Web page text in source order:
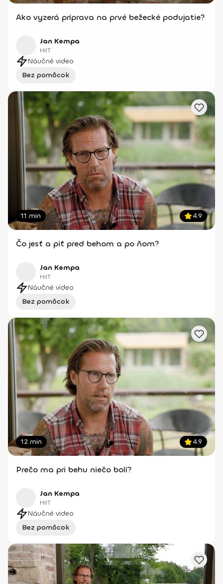
Ako vyzerá príprava na prvé bežecké podujatie?
Jan Kempa
HIIT
Náučné video
Bez pomôcok
11 min 4.9
Čo jesť a piť pred behom a po ňom?
Jan Kempa
HIIT
Náučné video
Bez pomôcok
12 min 4.9
Prečo ma pri behu niečo bolí?
Jan Kempa
HIIT
Náučné video
Bez pomôcok